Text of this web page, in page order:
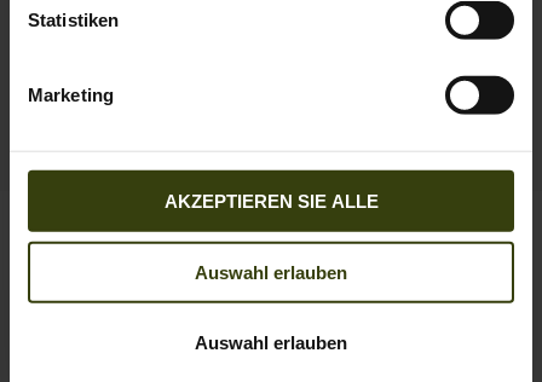
Statistiken
Marketing
AKZEPTIEREN SIE ALLE
Auswahl erlauben
Auswahl erlauben
Therma Weste
79.95 EUR
Billie fleece